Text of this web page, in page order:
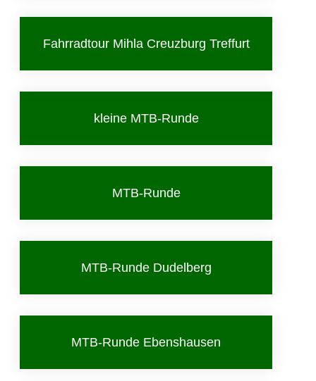
Fahrradtour Mihla Creuzburg Treffurt
kleine MTB-Runde
MTB-Runde
MTB-Runde Dudelberg
MTB-Runde Ebenshausen